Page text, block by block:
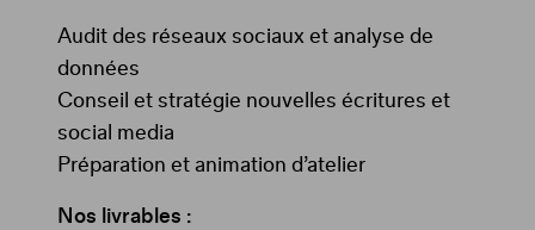
Audit des réseaux sociaux et analyse de
données
Conseil et stratégie nouvelles écritures et
social media
Préparation et animation d’atelier
Nos livrables :